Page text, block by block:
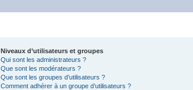
Niveaux d’utilisateurs et groupes
Qui sont les administrateurs ?
Que sont les modérateurs ?
Que sont les groupes d’utilisateurs ?
Comment adhérer à un groupe d’utilisateurs ?